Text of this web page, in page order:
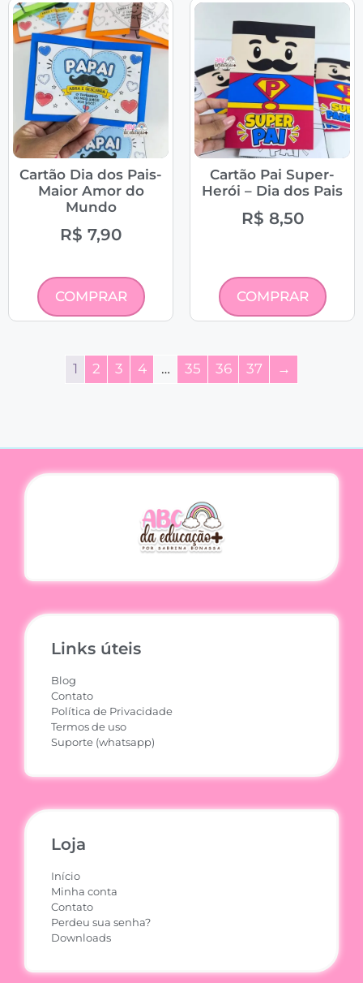
Cartão Dia dos Pais-
Maior Amor do
Mundo
R$ 7,90
COMPRAR
Cartão Pai Super-
Herói – Dia dos Pais
R$ 8,50
COMPRAR
1 2 3 4 … 35 36 37 →
Links úteis
Blog
Contato
Política de Privacidade
Termos de uso
Suporte (whatsapp)
Loja
Início
Minha conta
Contato
Perdeu sua senha?
Downloads